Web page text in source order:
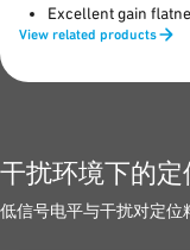
Excellent gain
View related products
干扰环境下的定
低信号电平与干扰对定位